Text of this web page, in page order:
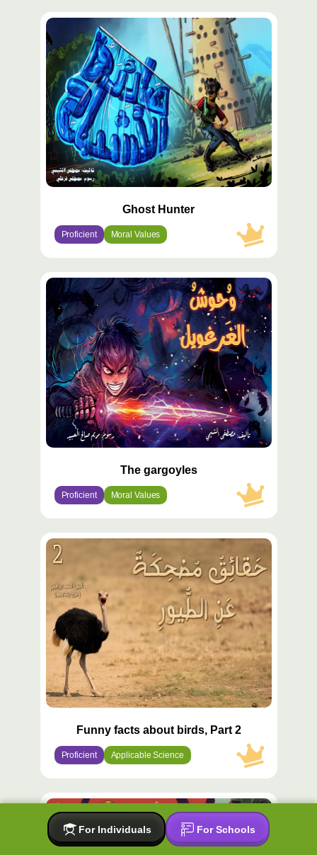
محتوى
مميّز
Ghost Hunter
Proficient Moral Values
محتوى
مميّز
The gargoyles
Proficient Moral Values
محتوى
مميّز
Funny facts about birds, Part 2
Proficient Applicable Science
محتوى
مميّز
For Individuals For Schools